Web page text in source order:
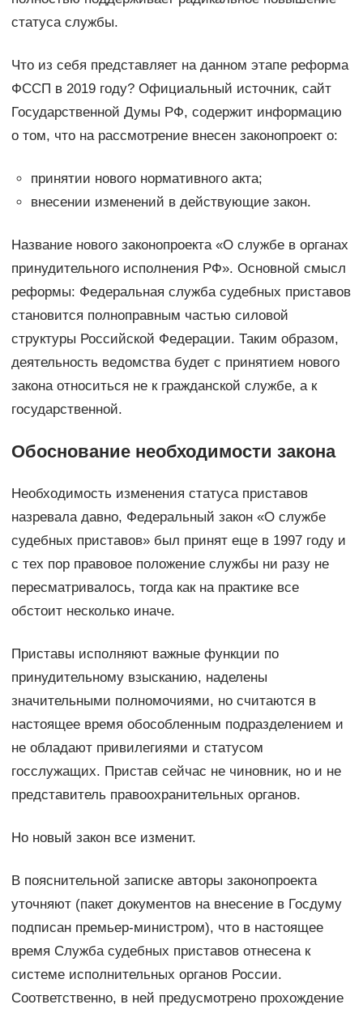
статуса службы.
Что из себя представляет на данном этапе реформа
ФССП в 2019 году? Официальный источник, сайт
Государственной Думы РФ, содержит информацию
о том, что на рассмотрение внесен законопроект о:
принятии нового нормативного акта;
внесении изменений в действующие закон.
Название нового законопроекта «О службе в органах
принудительного исполнения РФ». Основной смысл
реформы: Федеральная служба судебных приставов
становится полноправным частью силовой
структуры Российской Федерации. Таким образом,
деятельность ведомства будет с принятием нового
закона относиться не к гражданской службе, а к
государственной.
Обоснование необходимости закона
Необходимость изменения статуса приставов
назревала давно, Федеральный закон «О службе
судебных приставов» был принят еще в 1997 году и
с тех пор правовое положение службы ни разу не
пересматривалось, тогда как на практике все
обстоит несколько иначе.
Приставы исполняют важные функции по
принудительному взысканию, наделены
значительными полномочиями, но считаются в
настоящее время обособленным подразделением и
не обладают привилегиями и статусом
госслужащих. Пристав сейчас не чиновник, но и не
представитель правоохранительных органов.
Но новый закон все изменит.
В пояснительной записке авторы законопроекта
уточняют (пакет документов на внесение в Госдуму
подписан премьер-министром), что в настоящее
время Служба судебных приставов отнесена к
системе исполнительных органов России.
Соответственно, в ней предусмотрено прохождение